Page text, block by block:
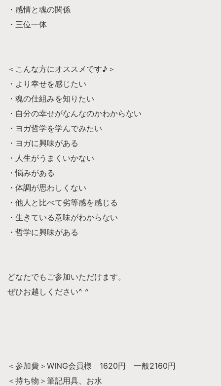
・感情と魂の関係
・三位一体
＜こんな方にオススメです♪＞
・より幸せを感じたい
・魂の仕組みを知りたい
・自分の幸せがなんなのかわからない
・ヨガ哲学を学んでみたい
・ヨガに興味がある
・人生がうまくいかない
・悩みがある
・体調が思わしくない
・他人と比べて劣等感を感じる
・生きている意味がわからない
・哲学に興味がある
どなたでもご参加いただけます。
ぜひお越しください^ ^
＜参加費＞WING会員様 1620円 一般2160円
＜持ち物＞筆記用具、お水